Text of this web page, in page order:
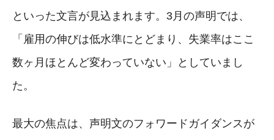
といった文言が見込まれます。3月の声明では、
「雇用の伸びは低水準にとどまり、失業率はここ
数ヶ月ほとんど変わっていない」としていまし
た。
最大の焦点は、声明文のフォワードガイダンスが